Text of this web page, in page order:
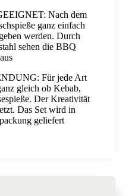
Nach dem
ganz einfach
werden. Durch
sehen die BBQ
Für jede Art
gleich ob Kebab,
Der Kreativität
Das Set wird in
geliefert